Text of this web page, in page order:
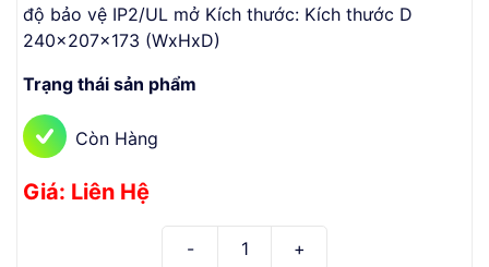
độ bảo vệ IP2/UL mở Kích thước: Kích thước D
240x207x173 (WxHxD)
Trạng thái sản phẩm
Còn Hàng
Giá: Liên Hệ